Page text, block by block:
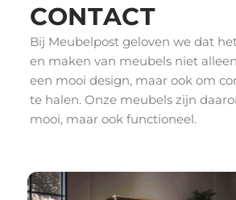
CONTACT
Bij Meubelpost geloven we dat
en maken van meubels niet
een mooi design, maar ook om
te halen. Onze meubels zijn
mooi, maar ook functioneel.